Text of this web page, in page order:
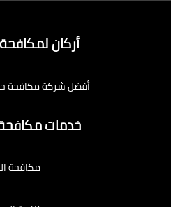
أركان
أفضل شركة مكافحة
خدمات
مكافحة